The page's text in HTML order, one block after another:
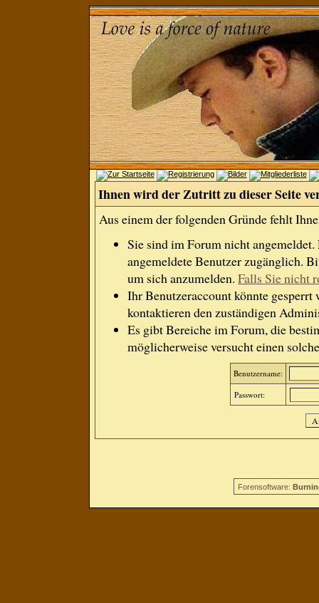
Ihnen wird der Zutritt zu dieser Seite
Aus einem der folgenden Gründe fehlt
Sie sind im Forum nicht
angemeldete Benutzer zugänglich.
um sich anzumelden. Falls Sie nicht
Ihr Benutzeraccount könnte gesperrt
kontaktieren den zuständigen
Es gibt Bereiche im Forum, die
möglicherweise versucht einen
Benutzername:
Passwort:
Forensoftware: